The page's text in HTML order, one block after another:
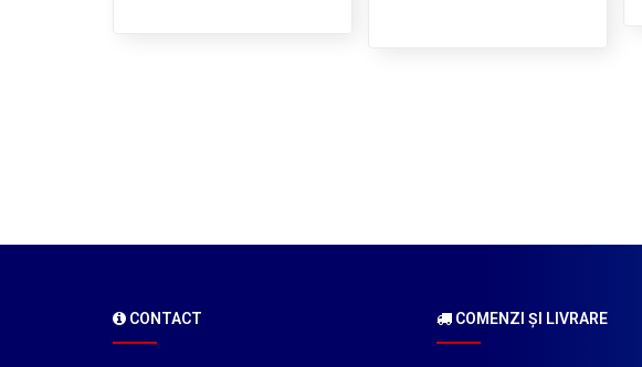
CONTACT COMENZI ŞI LIVRARE